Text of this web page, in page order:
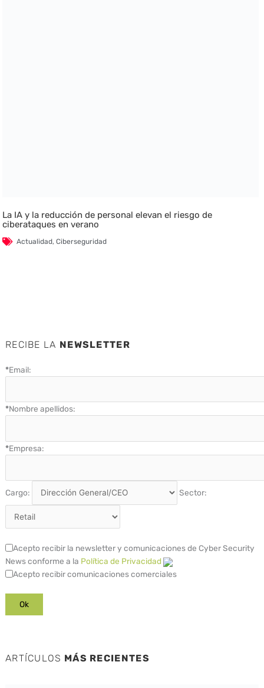
La IA y la reducción de personal elevan el riesgo de
ciberataques en verano
Actualidad,Ciberseguridad
RECIBE LA NEWSLETTER
*Email:
*Nombre apellidos:
*Empresa:
Cargo: Sector:
Acepto recibir la newsletter y comunicaciones de Cyber Security
News conforme a la Política de Privacidad
Acepto recibir comunicaciones comerciales
ARTÍCULOS MÁS RECIENTES